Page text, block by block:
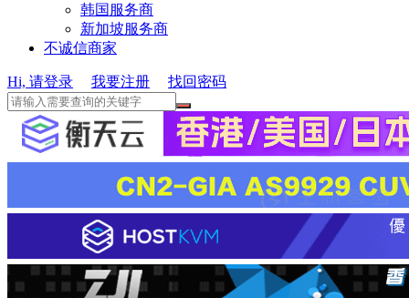
韩国服务商
新加坡服务商
不诚信商家
Hi, 请登录 我要注册 找回密码